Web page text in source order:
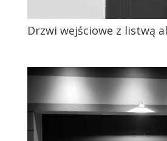
Drzwi wejściowe z listwą